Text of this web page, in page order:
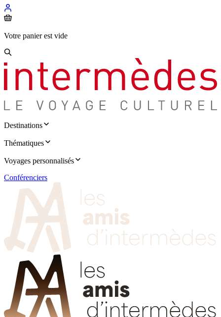
Votre panier est vide
Destinations
Thématiques
Voyages personnalisés
Conférenciers